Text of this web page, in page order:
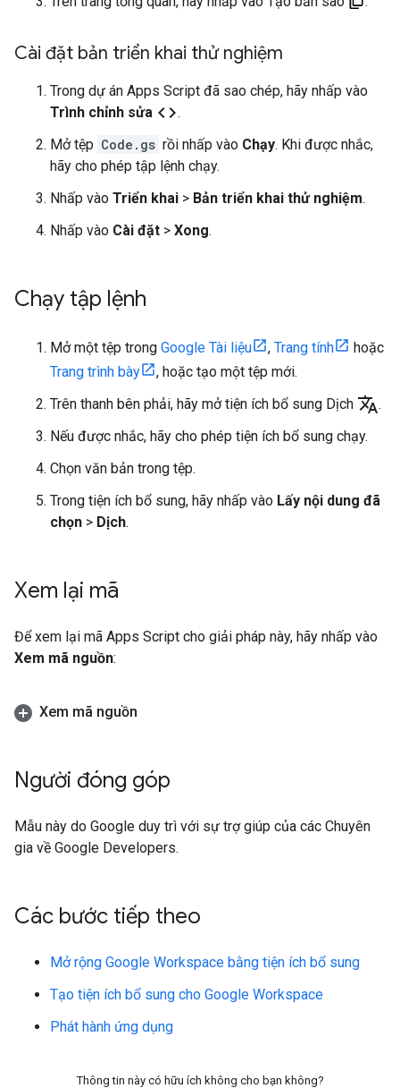
Cài đặt bản triển khai thử nghiệm
Trong dự án Apps Script đã sao chép, hãy nhấp vào
Trình chỉnh sửa code.
Mở tệp Code.gs rồi nhấp vào Chạy. Khi được nhắc,
hãy cho phép tập lệnh chạy.
Nhấp vào Triển khai > Bản triển khai thử nghiệm.
Nhấp vào Cài đặt > Xong.
Chạy tập lệnh
Mở một tệp trong Google Tài liệu , Trang tính
hoặc
Trang trình bày
, hoặc tạo một tệp mới.
Trên thanh bên phải, hãy mở tiện ích bổ sung Dịch translate.
Nếu được nhắc, hãy cho phép tiện ích bổ sung chạy.
Chọn văn bản trong tệp.
Trong tiện ích bổ sung, hãy nhấp vào Lấy nội dung đã
chọn > Dịch.
Xem lại mã
Để xem lại mã Apps Script cho giải pháp này, hãy nhấp vào
Xem mã nguồn:
Xem mã nguồn
Người đóng góp
Mẫu này do Google duy trì với sự trợ giúp của các Chuyên
gia về Google Developers.
Các bước tiếp theo
Mở rộng Google Workspace bằng tiện ích bổ sung
Tạo tiện ích bổ sung cho Google Workspace
Phát hành ứng dụng
Thông tin này có hữu ích không cho bạn không?